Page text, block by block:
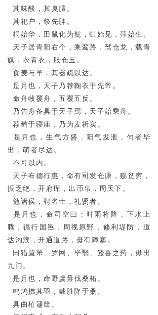
其味酸，其臭膻。
其祀户，祭先脾。
桐始华，田鼠化为鴽，虹始见，萍始生。
天子居青阳右个，乘鸾路，驾仓龙，载青
旗，衣青衣，服仓玉。
食麦与羊，其器疏以达。
是月也，天子乃荐鞠衣于先帝。
命舟牧覆舟，五覆五反。
乃告舟备具于天子焉，天子始乘舟。
荐鲔于寝庙，乃为麦祈实。
是月也，生气方盛，阳气发泄，句者毕
出，萌者尽达。
不可以内。
天子布德行惠，命有司发仓廪，赐贫穷，
振乏绝，开府库，出币帛，周天下。
勉诸侯，聘名士，礼贤者。
是月也，命司空曰：时雨将降，下水上
腾，循行国邑，周视原野，修利堤防，道
达沟渎，开通道路，毋有障塞。
田猎罝罘、罗网、毕翳、餧兽之药，毋出
九门。
是月也，命野虞毋伐桑柘。
鸣鸠拂其羽，戴胜降于桑。
具曲植籧筐。